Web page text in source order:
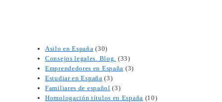
Asilo en España (30)
Consejos legales. Blog. (33)
Emprendedores en España (3)
Estudiar en España (3)
Familiares de español (3)
Homologación títulos en España (10)